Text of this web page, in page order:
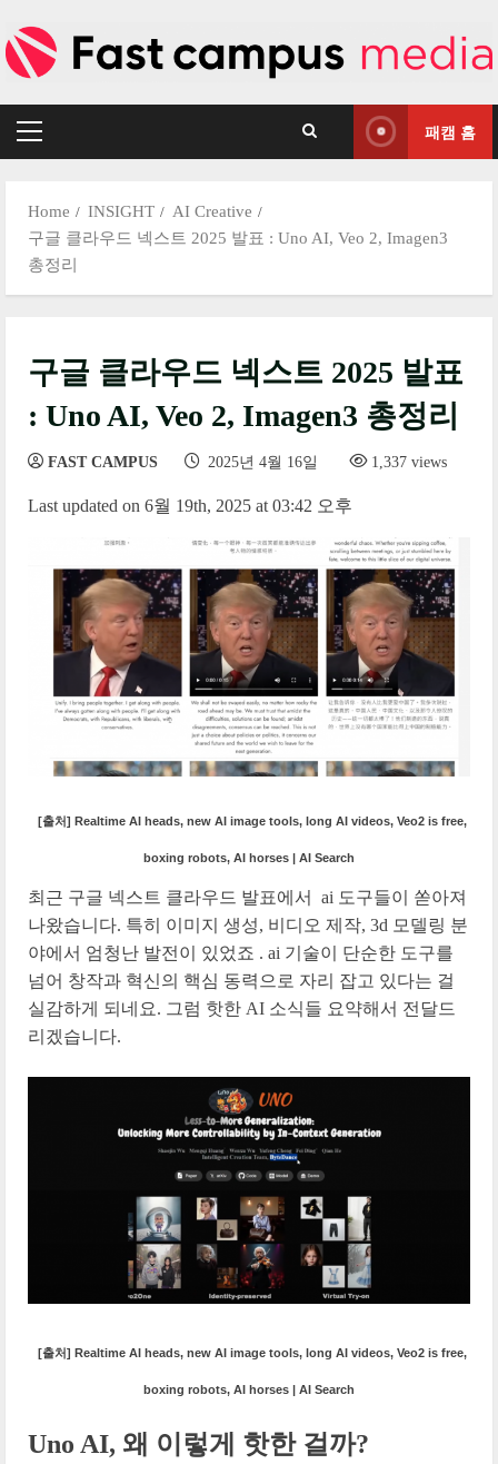
to
content
Primary
패캠 홈
Home INSIGHT
AI Creative
구글 클라우드 넥스트 2025 발표 : Uno AI, Veo 2, Imagen3
총정리
구글 클라우드 넥스트 2025 발표
: Uno AI, Veo 2, Imagen3 총정리
FAST CAMPUS 2025년 4월 16일 1,337 views
Last updated on 6월 19th, 2025 at 03:42 오후
[출처] Realtime AI heads, new AI image tools, long AI videos, Veo2 is free,
boxing robots, AI horses | AI Search
최근 구글 넥스트 클라우드 발표에서 ai 도구들이 쏟아져
나왔습니다. 특히 이미지 생성, 비디오 제작, 3d 모델링 분
야에서 엄청난 발전이 있었죠 . ai 기술이 단순한 도구를
넘어 창작과 혁신의 핵심 동력으로 자리 잡고 있다는 걸
실감하게 되네요. 그럼 핫한 AI 소식들 요약해서 전달드
리겠습니다.
[출처] Realtime AI heads, new AI image tools, long AI videos, Veo2 is free,
boxing robots, AI horses | AI Search
Uno AI, 왜 이렇게 핫한 걸까?